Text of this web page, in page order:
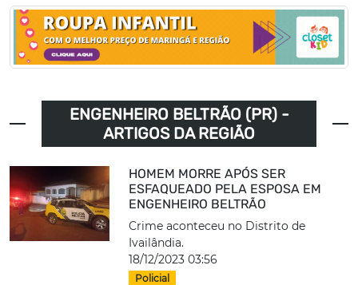
ENGENHEIRO BELTRÃO (PR) -
ARTIGOS DA REGIÃO
HOMEM MORRE APÓS SER
ESFAQUEADO PELA ESPOSA EM
ENGENHEIRO BELTRÃO
Crime aconteceu no Distrito de
Ivailândia.
18/12/2023 03:56
Policial